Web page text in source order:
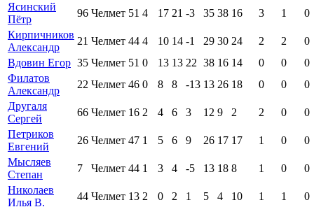
Ясинский
Пётр
96 Челмет 51 4 17 21 -3 35 38 16 3 1
0
Кирпичников
Александр
21 Челмет 44 4 10 14 -1 29 30 24 2 2
0
Вдовин Егор 35 Челмет 51 0 13 13 22 38 16 14 0 0
0
Филатов
Александр
22 Челмет 46 0 8 8 -13 13 26 18 0 0
0
Другаля
Сергей
66 Челмет 16 2 4 6 3 12 9 2 2 0
0
Петриков
Евгений
26 Челмет 47 1 5 6 9 26 17 17 1 0
0
Мысляев
Степан
7 Челмет 44 1 3 4 -5 13 18 8 1 0
0
Николаев
Илья В.
44 Челмет 13 2 0 2 1 5 4 10 1 1
0